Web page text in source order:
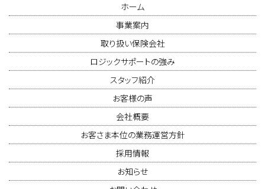
ホーム
事業案内
取り扱い保険会社
ロジックサポートの強み
スタッフ紹介
お客様の声
会社概要
お客さま本位の業務運営方針
採用情報
お知らせ